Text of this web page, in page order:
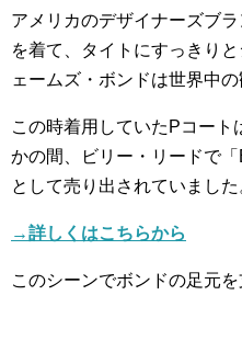
アメリカのデザイナーズブ
を着て、タイトにすっきり
ェームズ・ボンドは世界中の
この時着用していたPコー
かの間、ビリー・リードで
として売り出されていました
→詳しくはこちらから
このシーンでボンドの足元